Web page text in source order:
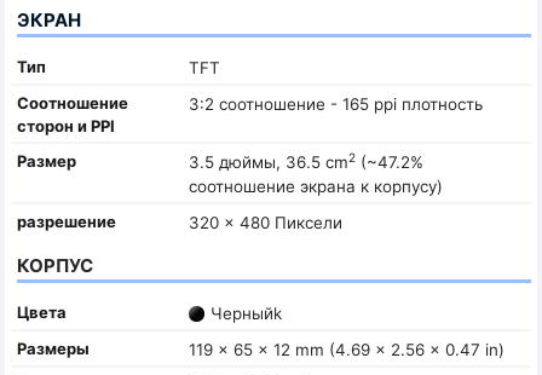
ЭКРАН
Тип
TFT
Соотношение
сторон и PPI
3:2 соотношение - 165 ppi плотность
Размер 3.5 дюймы, 36.5 cm2(~47.2%
соотношение экрана к корпусу)
разрешение
320 x 480 Пиксели
КОРПУС
Цвета
Черныйk
Размеры
119 x 65 x 12 mm (4.69 x 2.56 x 0.47 in)